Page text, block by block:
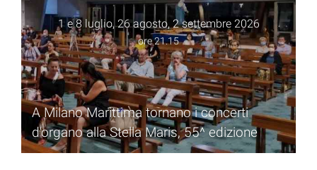
1 e 8 luglio, 26 agosto, 2 settembre 2026
ore 21.15
A Milano Marittima tornano i concerti
d'organo alla Stella Maris, 55^ edizione